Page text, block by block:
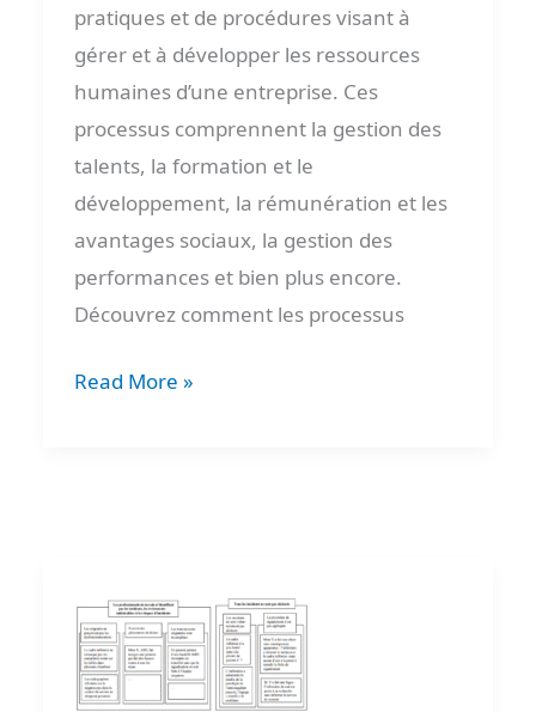
pratiques et de procédures visant à
gérer et à développer les ressources
humaines d’une entreprise. Ces
processus comprennent la gestion des
talents, la formation et le
développement, la rémunération et les
avantages sociaux, la gestion des
performances et bien plus encore.
Découvrez comment les processus
Read More »
Diagramme
d’affinités